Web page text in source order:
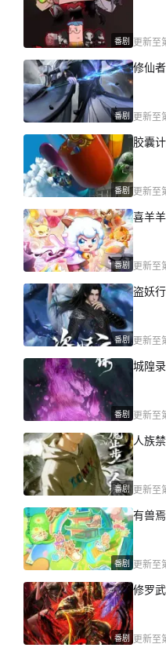
番剧 更新至
番剧
修仙
更新至
番剧
胶囊
更新至
番剧
喜羊
更新至
番剧
盗妖行
更新至
番剧
城隍录
更新至
番剧
人族
更新至
番剧
有兽
更新至
番剧
修罗
更新至